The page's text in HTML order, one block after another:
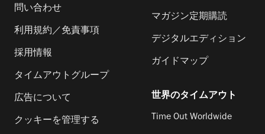
問い合わせ
利用規約／免責事項
採用情報
タイムアウトグループ
広告について
クッキーを管理する
マガジン定期購読
デジタルエディション
ガイドマップ
世界のタイムアウト
Time Out Worldwide